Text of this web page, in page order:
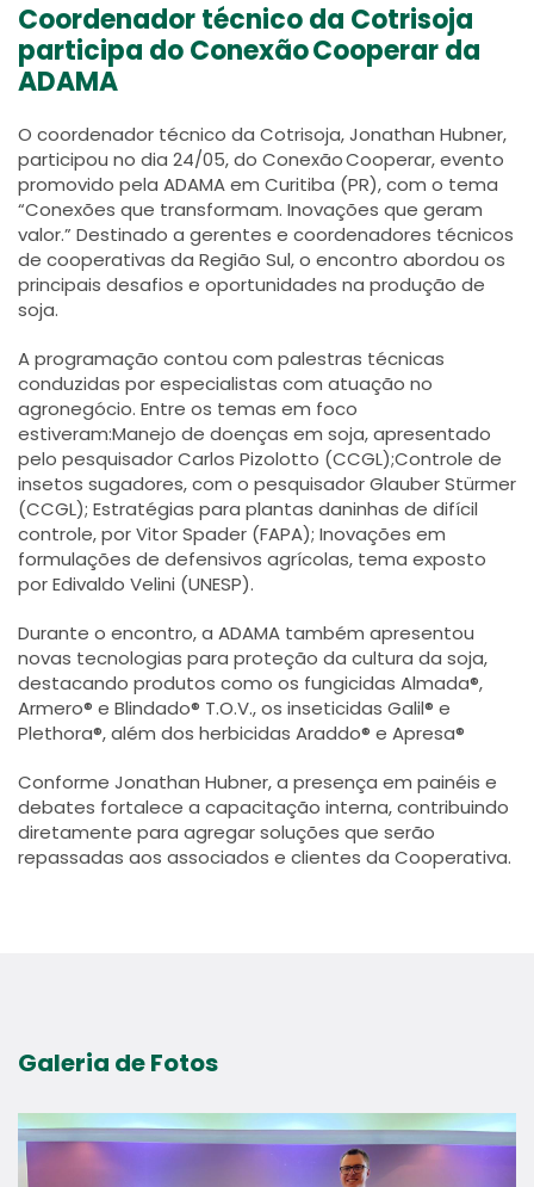
Coordenador técnico da Cotrisoja
participa do Conexão Cooperar da
ADAMA
O coordenador técnico da Cotrisoja, Jonathan Hubner,
participou no dia 24/05, do Conexão Cooperar, evento
promovido pela ADAMA em Curitiba (PR), com o tema
“Conexões que transformam. Inovações que geram
valor.” Destinado a gerentes e coordenadores técnicos
de cooperativas da Região Sul, o encontro abordou os
principais desafios e oportunidades na produção de
soja.
A programação contou com palestras técnicas
conduzidas por especialistas com atuação no
agronegócio. Entre os temas em foco
estiveram:Manejo de doenças em soja, apresentado
pelo pesquisador Carlos Pizolotto (CCGL);Controle de
insetos sugadores, com o pesquisador Glauber Stürmer
(CCGL); Estratégias para plantas daninhas de difícil
controle, por Vitor Spader (FAPA); Inovações em
formulações de defensivos agrícolas, tema exposto
por Edivaldo Velini (UNESP).
Durante o encontro, a ADAMA também apresentou
novas tecnologias para proteção da cultura da soja,
destacando produtos como os fungicidas Almada®,
Armero® e Blindado® T.O.V., os inseticidas Galil® e
Plethora®, além dos herbicidas Araddo® e Apresa®
Conforme Jonathan Hubner, a presença em painéis e
debates fortalece a capacitação interna, contribuindo
diretamente para agregar soluções que serão
repassadas aos associados e clientes da Cooperativa.
Galeria de Fotos